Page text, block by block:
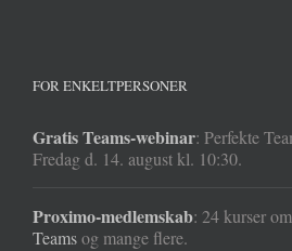
FOR ENKELTPERSONER
Gratis Teams-webinar: Perfekte
Fredag d. 14. august kl. 10:30.
Proximo-medlemskab: 24 kurser om
Teamsog mange flere.